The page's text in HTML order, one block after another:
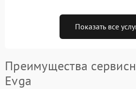
Показать все
Преимущества
Evga